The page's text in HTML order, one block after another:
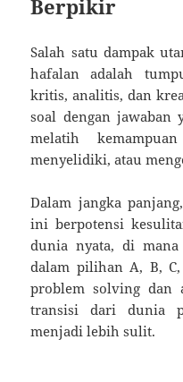
Berpikir
Salah satu dampak
hafalan adalah
kritis, analitis, dan
soal dengan jawaban
melatih
menyelidiki, atau
Dalam jangka
ini berpotensi
dunia nyata, di
dalam pilihan A, B,
problem solving dan
transisi dari dunia
menjadi lebih sulit.